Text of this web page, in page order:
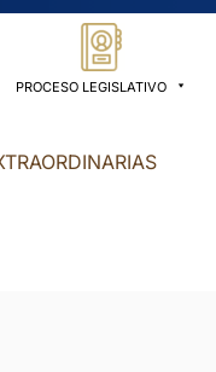
PROCESO LEGISLATIVO